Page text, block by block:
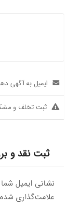
ایمیل به آگهی
ثبت تخلف و
ثبت نقد و
نشانی ایمیل
علامت‌گذاری